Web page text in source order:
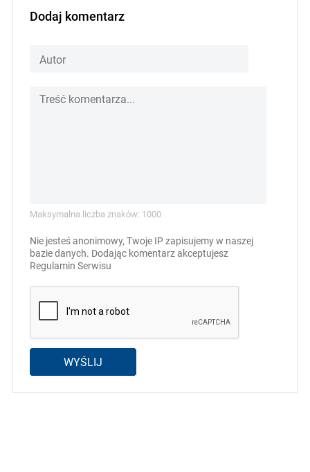
Dodaj komentarz
Maksymalna liczba znaków: 1000
Nie jesteś anonimowy, Twoje IP zapisujemy w naszej
bazie danych. Dodając komentarz akceptujesz
Regulamin Serwisu
WYŚLIJ